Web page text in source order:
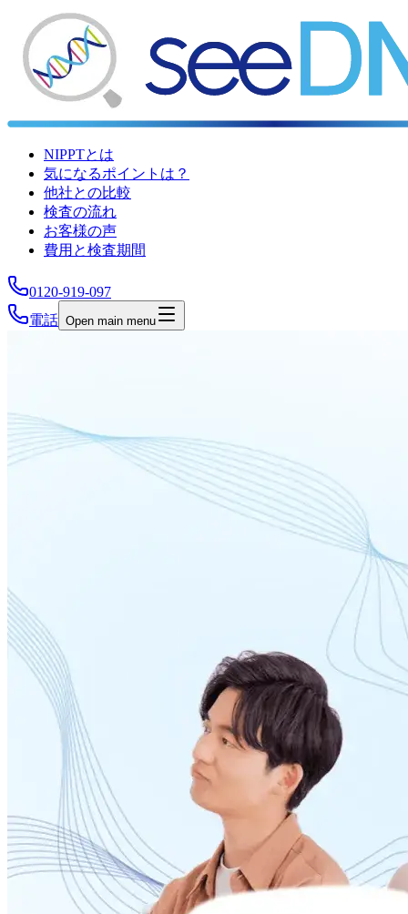
NIPPTとは
気になるポイントは？
他社との比較
検査の流れ
お客様の声
費用と検査期間
0120-919-097
電話 Open main menu